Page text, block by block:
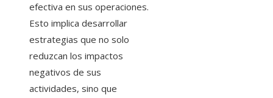
efectiva en sus operaciones.
Esto implica desarrollar
estrategias que no solo
reduzcan los impactos
negativos de sus
actividades, sino que